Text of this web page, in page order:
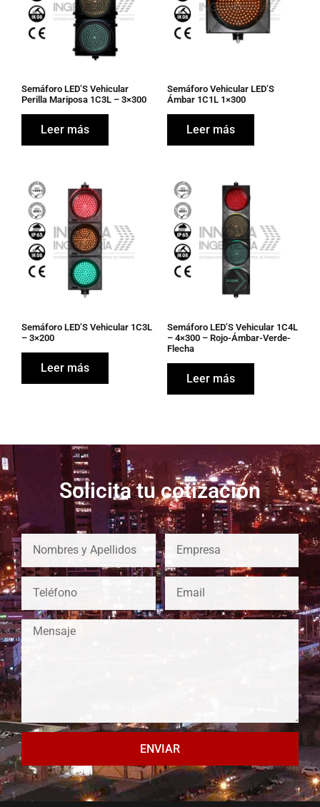
Semáforo LED’S Vehicular
Perilla Mariposa 1C3L – 3×300
Leer más
Semáforo Vehicular LED’S
Ámbar 1C1L 1×300
Leer más
Semáforo LED’S Vehicular 1C3L
– 3×200
Leer más
Semáforo LED’S Vehicular 1C4L
– 4×300 – Rojo-Ámbar-Verde-
Flecha
Leer más
Solicita tu cotización
ENVIAR